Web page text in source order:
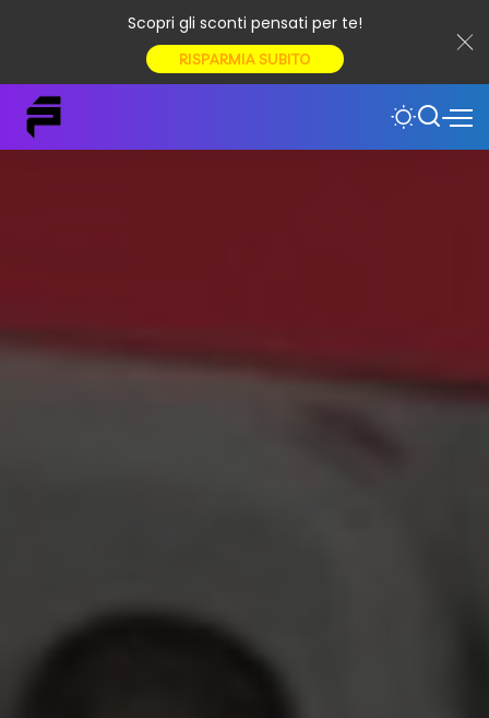
Scopri gli sconti pensati per te!
RISPARMIA SUBITO